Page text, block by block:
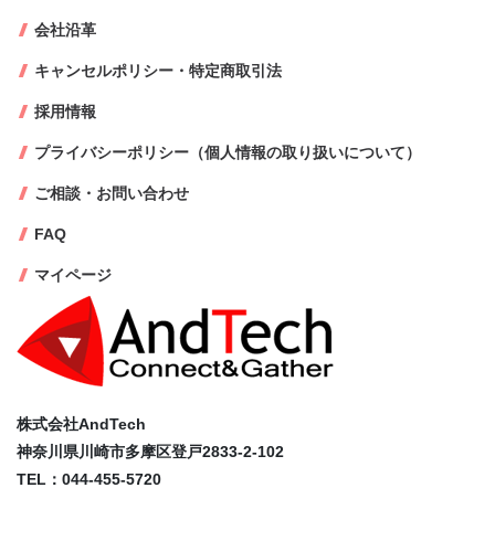
株式会社AndTech
神奈川県川崎市多摩区登戸2833-2-102
TEL：044-455-5720
会社沿革
キャンセルポリシー・特定商取引法
採用情報
プライバシーポリシー（個人情報の取り扱いについて）
ご相談・お問い合わせ
FAQ
マイページ